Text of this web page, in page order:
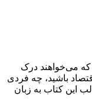
می‌خواهند درک
باشید، چه فردی
این کتاب به زبان